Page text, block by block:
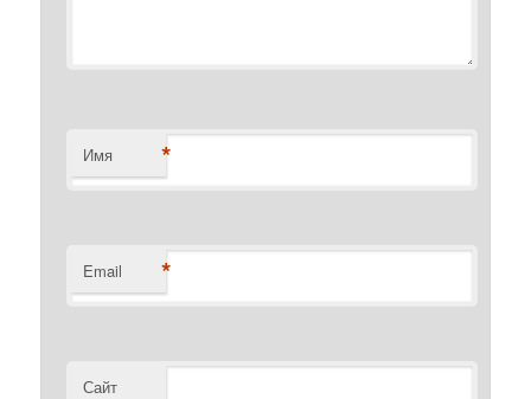
Имя *
Email *
Сайт